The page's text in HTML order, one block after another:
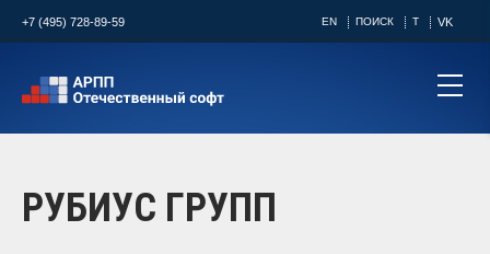
+7 (495) 728-89-59 EN ПОИСК T VK
РУБИУС ГРУПП